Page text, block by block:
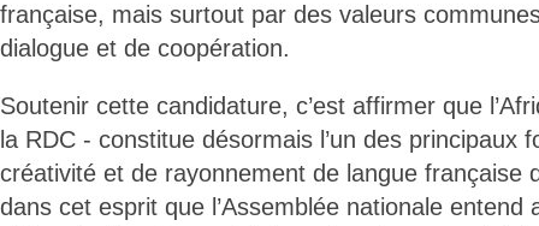
française, mais surtout par des valeurs
dialogue et de coopération.
Soutenir cette candidature, c’est affirmer que
la RDC - constitue désormais l’un des principaux
créativité et de rayonnement de langue française
dans cet esprit que l’Assemblée nationale entend